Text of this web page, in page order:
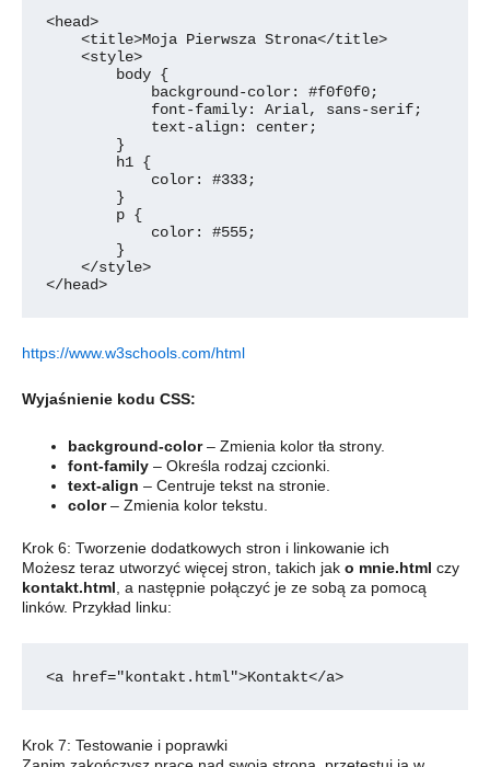
<head>
    <title>Moja Pierwsza Strona</title>
    <style>
    </style>
</head>
https://www.w3schools.com/html
Wyjaśnienie kodu CSS:
background-color– Zmienia kolor tła strony.
font-family – Określa rodzaj czcionki.
text-align – Centruje tekst na stronie.
color– Zmienia kolor tekstu.
Krok 6: Tworzenie dodatkowych stron i linkowanie ich
Możesz teraz utworzyć więcej stron, takich jak o mnie.html czy
kontakt.html , a następnie połączyć je ze sobą za pomocą
linków. Przykład linku:
<a href="kontakt.html">Kontakt</a>
Krok 7: Testowanie i poprawki